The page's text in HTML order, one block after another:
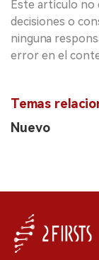
Este artículo no
decisiones o
ninguna
error en el
Temas
Nuevo